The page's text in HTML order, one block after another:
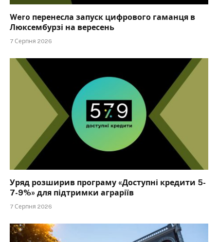
Wero перенесла запуск цифрового гаманця в
Люксембурзі на вересень
7 Серпня 2026
Уряд розширив програму «Доступні кредити 5-
7-9%» для підтримки аграріїв
7 Серпня 2026